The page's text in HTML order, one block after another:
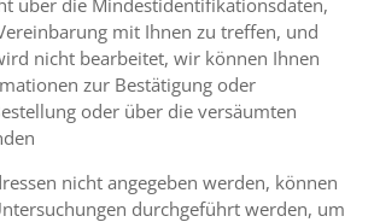
über die Mindestidentifikationsdaten,
mit Ihnen zu treffen, und
nicht bearbeitet, wir können Ihnen
zur Bestätigung oder
oder über die versäumten
nicht angegeben werden, können
durchgeführt werden, um